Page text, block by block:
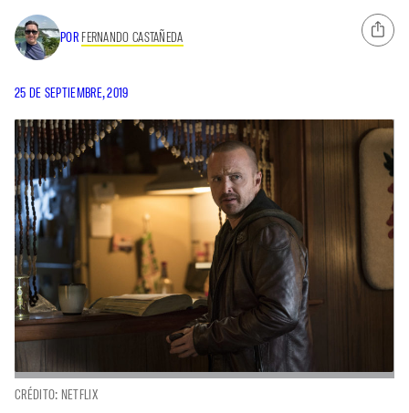
POR FERNANDO CASTAÑEDA
25 DE SEPTIEMBRE, 2019
CRÉDITO: NETFLIX